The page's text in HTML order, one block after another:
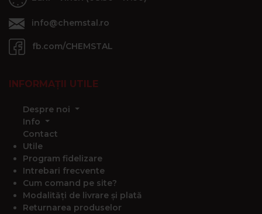
info@chemstal.ro
fb.com/CHEMSTAL
INFORMAȚII UTILE
Despre noi
Info
Contact
Utile
Program fidelizare
Intrebari frecvente
Cum comand pe site?
Modalități de livrare și plată
Returnarea produselor